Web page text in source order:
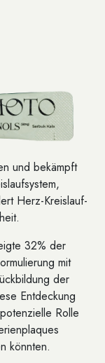
und bekämpft
Herz-Kreislauf-
32% der
mit
der
Entdeckung
Rolle
könnten.